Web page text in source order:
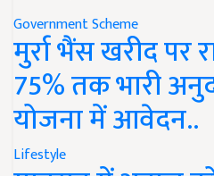
Government Scheme
मुर्रा भैंस खरीद पर
75% तक भारी
योजना में आवेदन..
Lifestyle